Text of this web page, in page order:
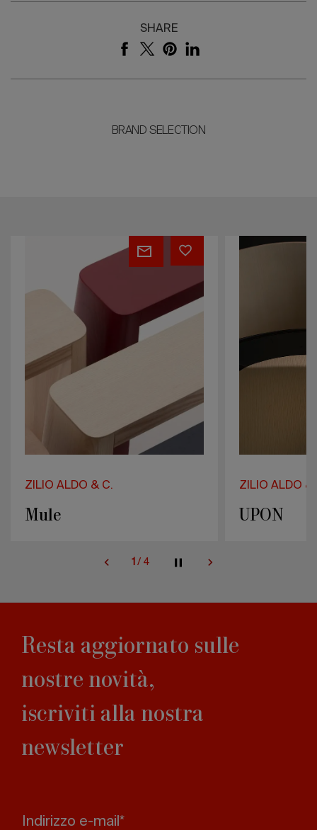
SHARE
BRAND SELECTION
ZILIO ALDO & C.
UPON
ZILIO ALDO
2 /4
Resta aggiornato sulle
nostre novità,
iscriviti alla nostra
newsletter
Indirizzo e-mail*